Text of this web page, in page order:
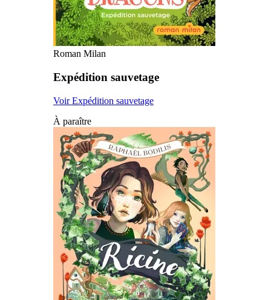
Roman Milan
Expédition sauvetage
Voir Expédition sauvetage
À paraître